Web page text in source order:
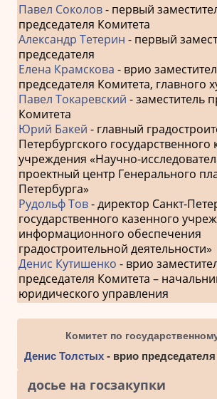
Павел Соколов- первый
председателя Комитета
Александр Тетерин - первый
председателя
Елена Крамскова - врио
председателя Комитета, главного
Павел Токаревский - заместитель
Комитета
Юрий Бакей - главный
Петербургского государственного
учреждения «Научно-
проектный центр Генерального
Петербурга»
Рудольф Тов- директор Санкт-
государственного казенного
информационного обеспечения
градостроительной деятельности»
Денис Кутишенко - врио
председателя Комитета –
юридического управления
Комитет по
Денис Толстых- врио председателя
досье на госзакупки